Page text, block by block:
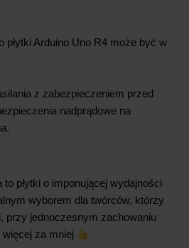
płytki Arduino Uno R4 może być w
z zabezpieczeniem przed
nadprądowe na
płytki o imponującej wydajności
wyborem dla twórców, którzy
przy jednoczesnym zachowaniu
za mniej